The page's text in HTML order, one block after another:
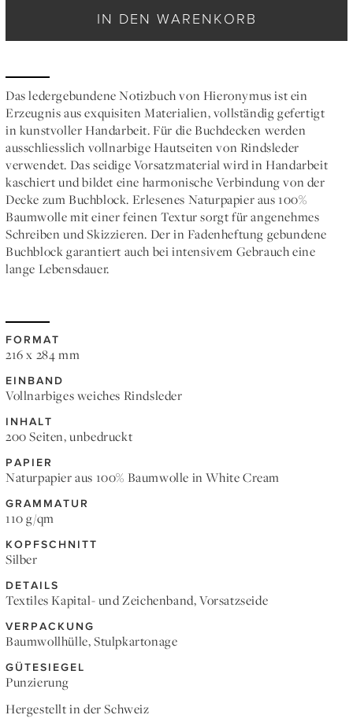
IN DEN WARENKORB
Das ledergebundene Notizbuch von Hieronymus ist ein
Erzeugnis aus exquisiten Materialien, vollständig gefertigt
in kunstvoller Handarbeit. Für die Buchdecken werden
ausschliesslich vollnarbige Hautseiten von Rindsleder
verwendet. Das seidige Vorsatzmaterial wird in Handarbeit
kaschiert und bildet eine harmonische Verbindung von der
Decke zum Buchblock. Erlesenes Naturpapier aus 100%
Baumwolle mit einer feinen Textur sorgt für angenehmes
Schreiben und Skizzieren. Der in Fadenheftung gebundene
Buchblock garantiert auch bei intensivem Gebrauch eine
lange Lebensdauer.
FORMAT
216 x 284 mm
EINBAND
Vollnarbiges weiches Rindsleder
INHALT
200 Seiten, unbedruckt
PAPIER
Naturpapier aus 100% Baumwolle in White Cream
GRAMMATUR
110 g/qm
KOPFSCHNITT
Silber
DETAILS
Textiles Kapital- und Zeichenband, Vorsatzseide
VERPACKUNG
Baumwollhülle, Stulpkartonage
GÜTESIEGEL
Punzierung
Hergestellt in der Schweiz